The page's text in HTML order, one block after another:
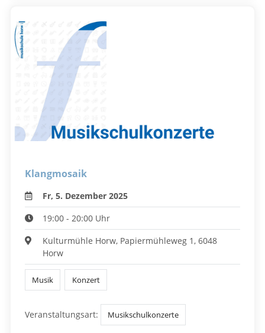
Klangmosaik
Fr, 5. Dezember 2025
19:00 - 20:00 Uhr
Kulturmühle Horw, Papiermühleweg 1, 6048
Horw
Musik Konzert
Veranstaltungsart: Musikschulkonzerte